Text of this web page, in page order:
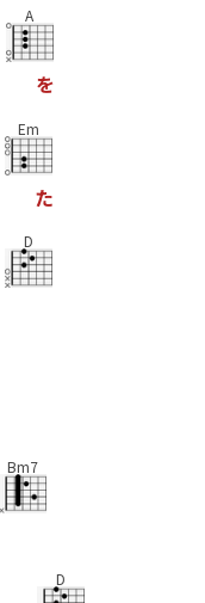
A
を
Em
た
D
Bm7
D